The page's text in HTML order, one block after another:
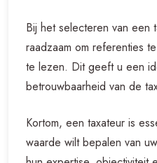
Bij het selecteren van een
raadzaam om referenties
te lezen. Dit geeft u een
betrouwbaarheid van de
Kortom, een taxateur is
waarde wilt bepalen van